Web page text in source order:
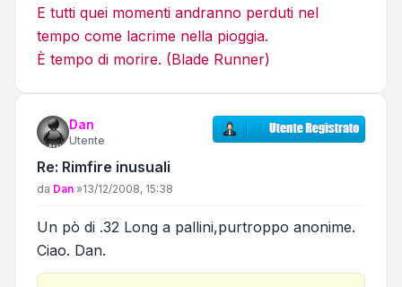
E tutti quei momenti andranno perduti nel
tempo come lacrime nella pioggia.
È tempo di morire. (Blade Runner)
Dan
Utente
Re: Rimfire inusuali
Messaggio
da Dan »13/12/2008, 15:38
Un pò di .32 Long a pallini,purtroppo anonime.
Ciao. Dan.